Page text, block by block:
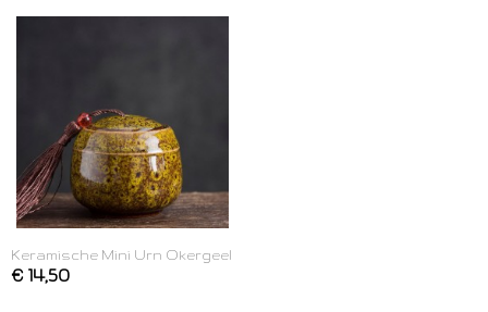
Keramische Mini Urn Okergeel
€ 14,50